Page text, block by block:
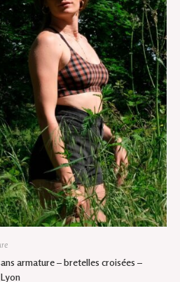
armature – bretelles croisées –